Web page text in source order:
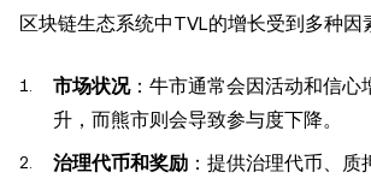
区块链生态系统中TVL的增长受到多种因
市场状况：牛市通常会因活动和信心
升，而熊市则会导致参与度下降。
治理代币和奖励 ：提供治理代币、